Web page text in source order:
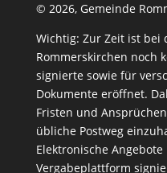
© 2026, Gemeinde
Wichtig: Zur Zeit ist bei
Rommerskirchen noch
signierte sowie für
Dokumente eröffnet.
Fristen und
übliche Postweg
Elektronische
Vergabeplattform